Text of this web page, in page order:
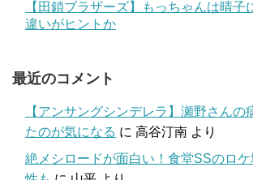
【田鎖ブラザーズ】もっちゃんは晴子
違いがヒントか
最近のコメント
【アンサングシンデレラ】瀬野さんの
たのが気になる に 高谷汀南 より
絶メシロードが面白い！食堂SSのロ